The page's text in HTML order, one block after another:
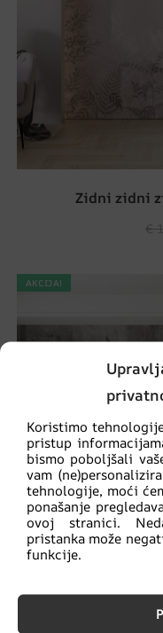
Koristimo
pristup
bismo poboljšali
vam
tehnologije, moći
ponašanje
ovoj stranici.
pristanka može
funkcije.
Zidni zidni
AKCIJA!